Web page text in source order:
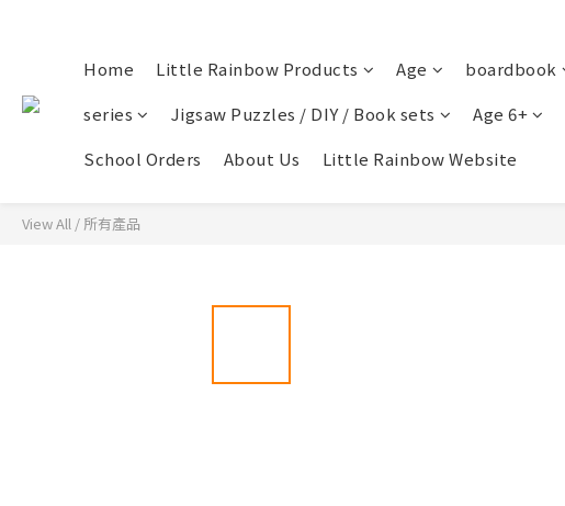
Home Little Rainbow Products Age boardbook
series
Jigsaw Puzzles / DIY / Book sets Age 6+
School Orders
About Us Little Rainbow Website
View All / 所有產品